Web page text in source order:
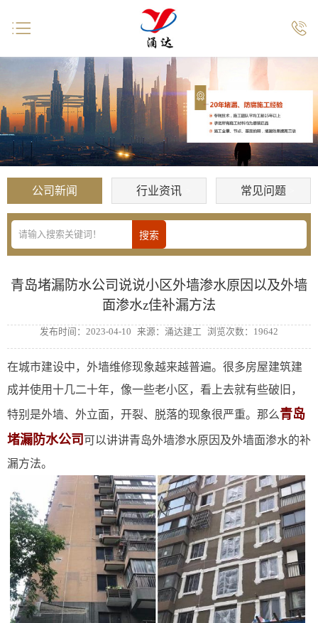
公司新闻 行业资讯 常见问题
青岛堵漏防水公司说说小区外墙渗水原因以及外墙
面渗水z佳补漏方法
发布时间：2023-04-10 来源：涌达建工 浏览次数：19642
在城市建设中，外墙维修现象越来越普遍。很多房屋建筑建
成并使用十几二十年，像一些老小区，看上去就有些破旧，
特别是外墙、外立面，开裂、脱落的现象很严重。那么青岛
堵漏防水公司 可以讲讲青岛外墙渗水原因及外墙面渗水的补
漏方法。
 